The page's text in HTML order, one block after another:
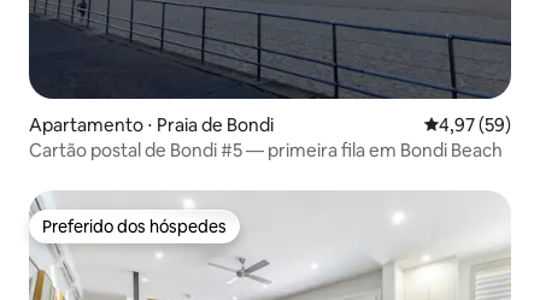
Apartamento ⋅ Praia de Bondi 4,97 de uma
4,97 (59)
Cartão postal de Bondi #5 — primeira fila em Bondi Beach
Preferido dos hóspedes
Preferido dos hóspedes